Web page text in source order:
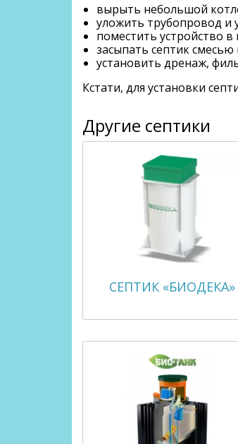
вырыть небольшой
уложить трубопровод и
поместить устройство
засыпать септик
установить дренаж,
Кстати, для установки
Другие септики
СЕПТИК «БИОДЕКА»